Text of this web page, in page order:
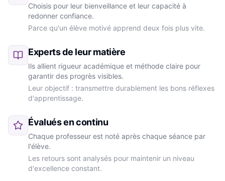
Choisis pour leur bienveillance et leur capacité à
redonner confiance.
Parce qu'un élève motivé apprend deux fois plus vite.
Experts de leur matière
Ils allient rigueur académique et méthode claire pour
garantir des progrès visibles.
Leur objectif : transmettre durablement les bons réflexes
d'apprentissage.
Évalués en continu
Chaque professeur est noté après chaque séance par
l'élève.
Les retours sont analysés pour maintenir un niveau
d'excellence constant.